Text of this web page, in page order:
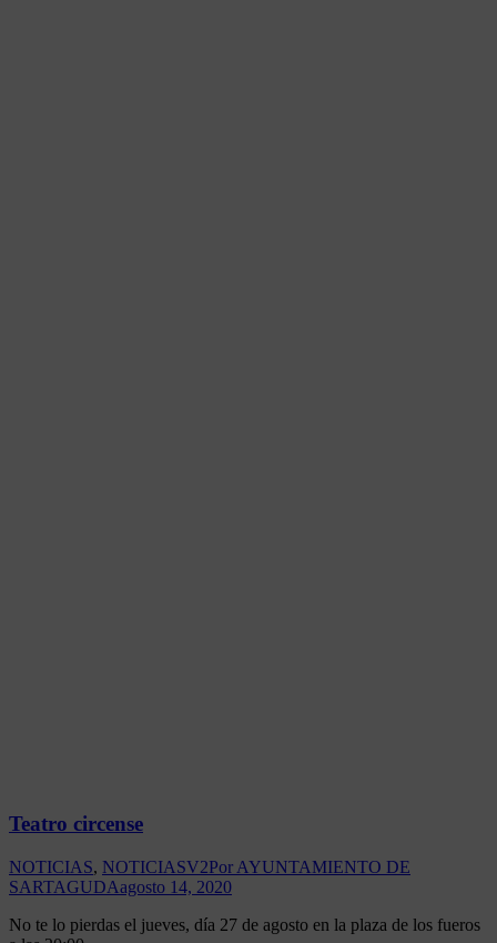
Teatro circense
NOTICIAS, NOTICIASV2Por AYUNTAMIENTO DE
SARTAGUDAagosto 14, 2020
No te lo pierdas el jueves, día 27 de agosto en la plaza de los fueros